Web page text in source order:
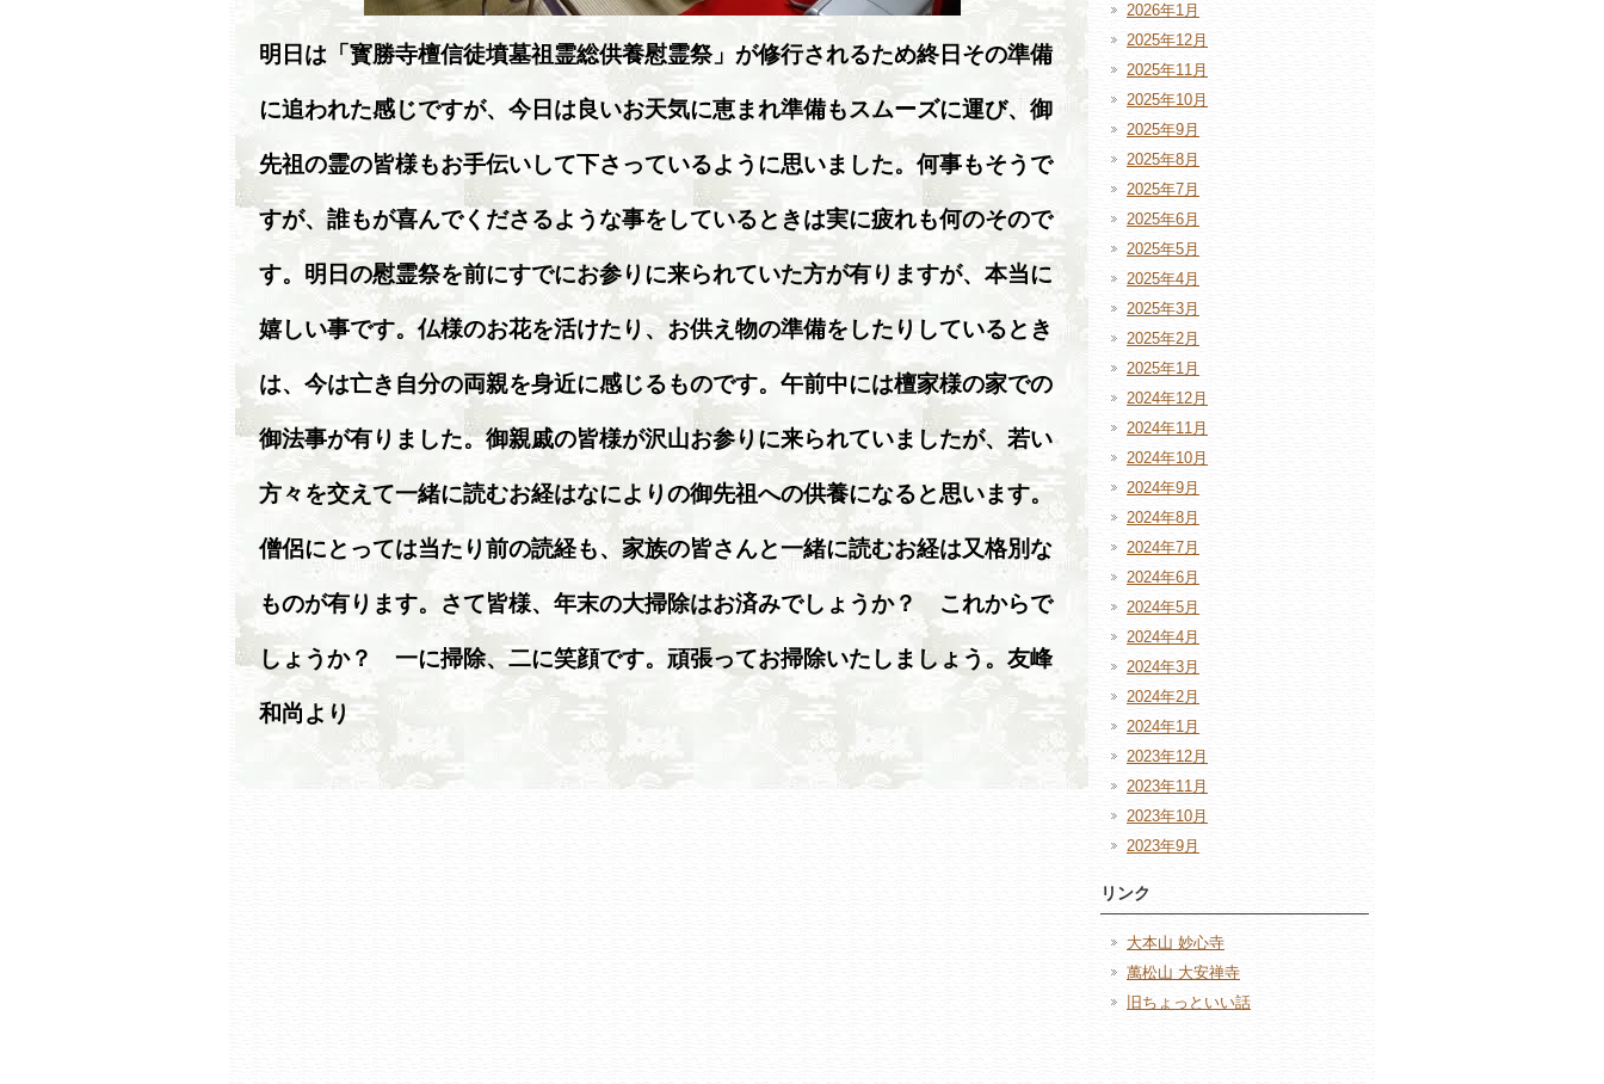
明日は「寳勝寺檀信徒墳墓祖霊総供養慰霊祭」が修行されるため終日その準備
に追われた感じですが、今日は良いお天気に恵まれ準備もスムーズに運び、御
先祖の霊の皆様もお手伝いして下さっているように思いました。何事もそうで
すが、誰もが喜んでくださるような事をしているときは実に疲れも何のそので
す。明日の慰霊祭を前にすでにお参りに来られていた方が有りますが、本当に
嬉しい事です。仏様のお花を活けたり、お供え物の準備をしたりしているとき
は、今は亡き自分の両親を身近に感じるものです。午前中には檀家様の家での
御法事が有りました。御親戚の皆様が沢山お参りに来られていましたが、若い
方々を交えて一緒に読むお経はなによりの御先祖への供養になると思います。
僧侶にとっては当たり前の読経も、家族の皆さんと一緒に読むお経は又格別な
ものが有ります。さて皆様、年末の大掃除はお済みでしょうか？ これからで
しょうか？ 一に掃除、二に笑顔です。頑張ってお掃除いたしましょう。友峰
和尚より
2026年1月
2025年12月
2025年11月
2025年10月
2025年9月
2025年8月
2025年7月
2025年6月
2025年5月
2025年4月
2025年3月
2025年2月
2025年1月
2024年12月
2024年11月
2024年10月
2024年9月
2024年8月
2024年7月
2024年6月
2024年5月
2024年4月
2024年3月
2024年2月
2024年1月
2023年12月
2023年11月
2023年10月
2023年9月
リンク
大本山 妙心寺
萬松山 大安禅寺
旧ちょっといい話